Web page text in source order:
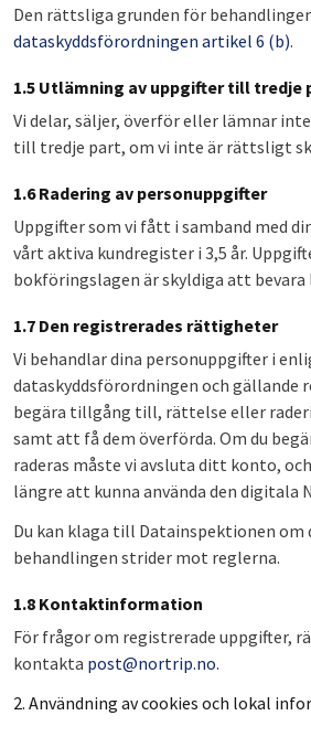
Den rättsliga grunden för
dataskyddsförordningen artikel 6 (b).
1.5 Utlämning av uppgifter till tredje
Vi delar, säljer, överför eller lämnar
till tredje part, om vi inte är rättsligt
1.6 Radering av personuppgifter
Uppgifter som vi fått i samband med
vårt aktiva kundregister i 3,5 år.
bokföringslagen är skyldiga att bevara
1.7 Den registrerades rättigheter
Vi behandlar dina personuppgifter i
dataskyddsförordningen och gällande
begära tillgång till, rättelse eller
samt att få dem överförda. Om du
raderas måste vi avsluta ditt konto,
längre att kunna använda den digitala
Du kan klaga till Datainspektionen om
behandlingen strider mot reglerna.
1.8 Kontaktinformation
För frågor om registrerade uppgifter,
kontakta post@nortrip.no.
2. Användning av cookies och lokal